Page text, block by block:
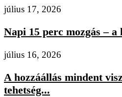
július 17, 2026
Napi 15 perc mozgás – a
július 16, 2026
A hozzáállás mindent
tehetség...